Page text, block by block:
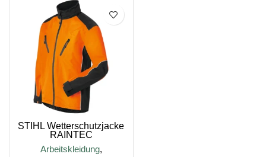
STIHL Wetterschutzjacke
RAINTEC
Arbeitskleidung,